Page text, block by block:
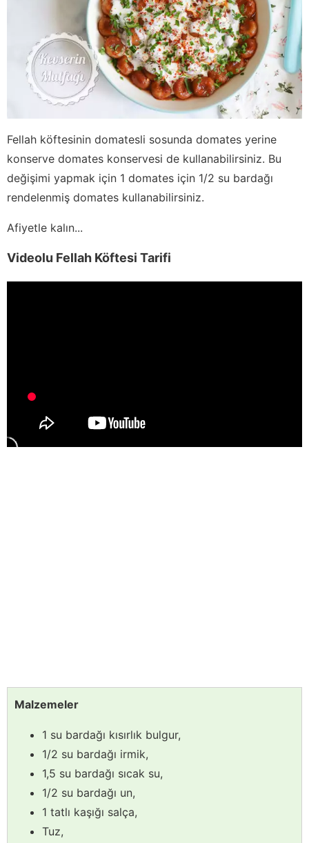
Fellah köftesinin domatesli sosunda domates yerine
konserve domates konservesi de kullanabilirsiniz. Bu
değişimi yapmak için 1 domates için 1/2 su bardağı
rendelenmiş domates kullanabilirsiniz.
Afiyetle kalın...
Videolu Fellah Köftesi Tarifi
Malzemeler
1 su bardağı kısırlık bulgur,
1/2 su bardağı irmik,
1,5 su bardağı sıcak su,
1/2 su bardağı un,
1 tatlı kaşığı salça,
Tuz,